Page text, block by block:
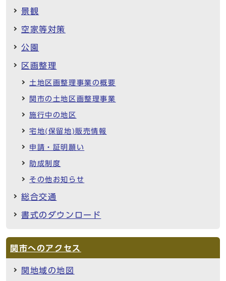
景観
空家等対策
公園
区画整理
土地区画整理事業の概要
関市の土地区画整理事業
施行中の地区
宅地(保留地)販売情報
申請・証明願い
助成制度
その他お知らせ
総合交通
書式のダウンロード
関市へのアクセス
関地域の地図